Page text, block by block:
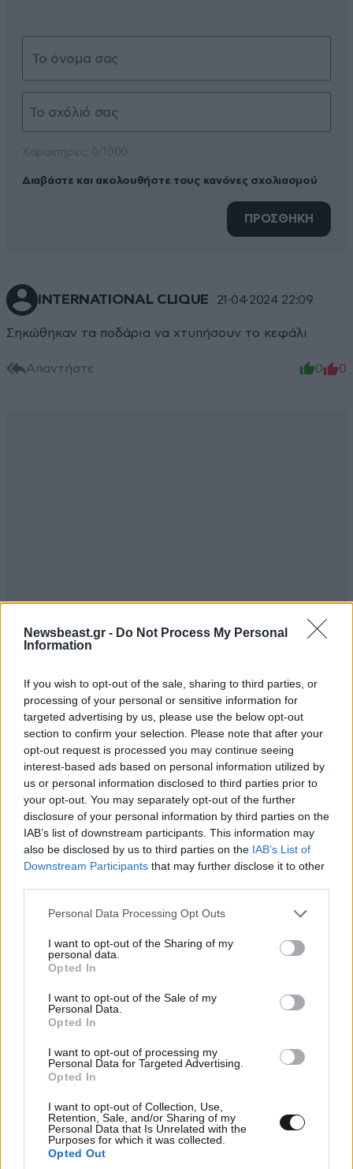
Newsbeast.gr - Do Not Process My Personal
Information
If you wish to opt-out of the sale, sharing to third parties, or
processing of your personal or sensitive information for
targeted advertising by us, please use the below opt-out
section to confirm your selection. Please note that after your
opt-out request is processed you may continue seeing
interest-based ads based on personal information utilized by
us or personal information disclosed to third parties prior to
your opt-out. You may separately opt-out of the further
disclosure of your personal information by third parties on the
IAB’s list of downstream participants. This information may
also be disclosed by us to third parties on the IAB’s List of
Downstream Participants that may further disclose it to other
Please note that this website/app uses one or more Google
not limited to your visit or usage behaviour. You may click to
grant or deny consent to Google and its third-party tags to
use your data for below specified purposes in below Google
consent section.
Personal Data Processing Opt Outs
I want to opt-out of the Sharing of my
personal data.
Opted In
I want to opt-out of the Sale of my
Personal Data.
Opted In
I want to opt-out of processing my
Personal Data for Targeted Advertising.
Opted In
I want to opt-out of Collection, Use,
Retention, Sale, and/or Sharing of my
Personal Data that Is Unrelated with the
Purposes for which it was collected.
Opted Out
Διαβάστε και ακολουθήστε τους κανόνες σχολιασμού
ΠΡΟΣΘΗΚΗ
INTERNATIONAL CLIQUE 21·04·2024 22:09
Σηκώθηκαν τα ποδάρια να χτυπήσουν το κεφάλι
Απαντήστε 0 0
Χαχα 21·04·2024 21:59
Εύχομαι να μη την επικυρώσει ποτέ !
Απαντήστε
INTERNATIONAL CLIQUE 21·04·2024 20:52
Σηκώθηκαν τα ποδάρια να χτυπήσουν το κεφάλι
Απαντήστε 1
TRENDING